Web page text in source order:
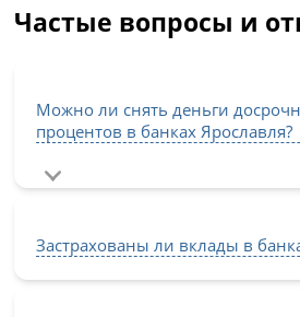
Частые вопросы и
Можно ли снять деньги
процентов в банках Ярославля?
Застрахованы ли вклады в